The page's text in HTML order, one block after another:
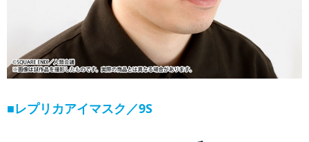
■レプリカアイマスク／9S